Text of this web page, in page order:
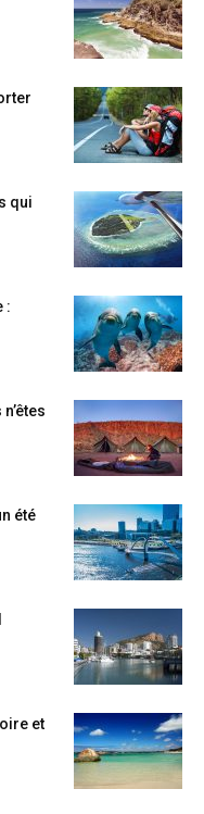
qui
:
été
et